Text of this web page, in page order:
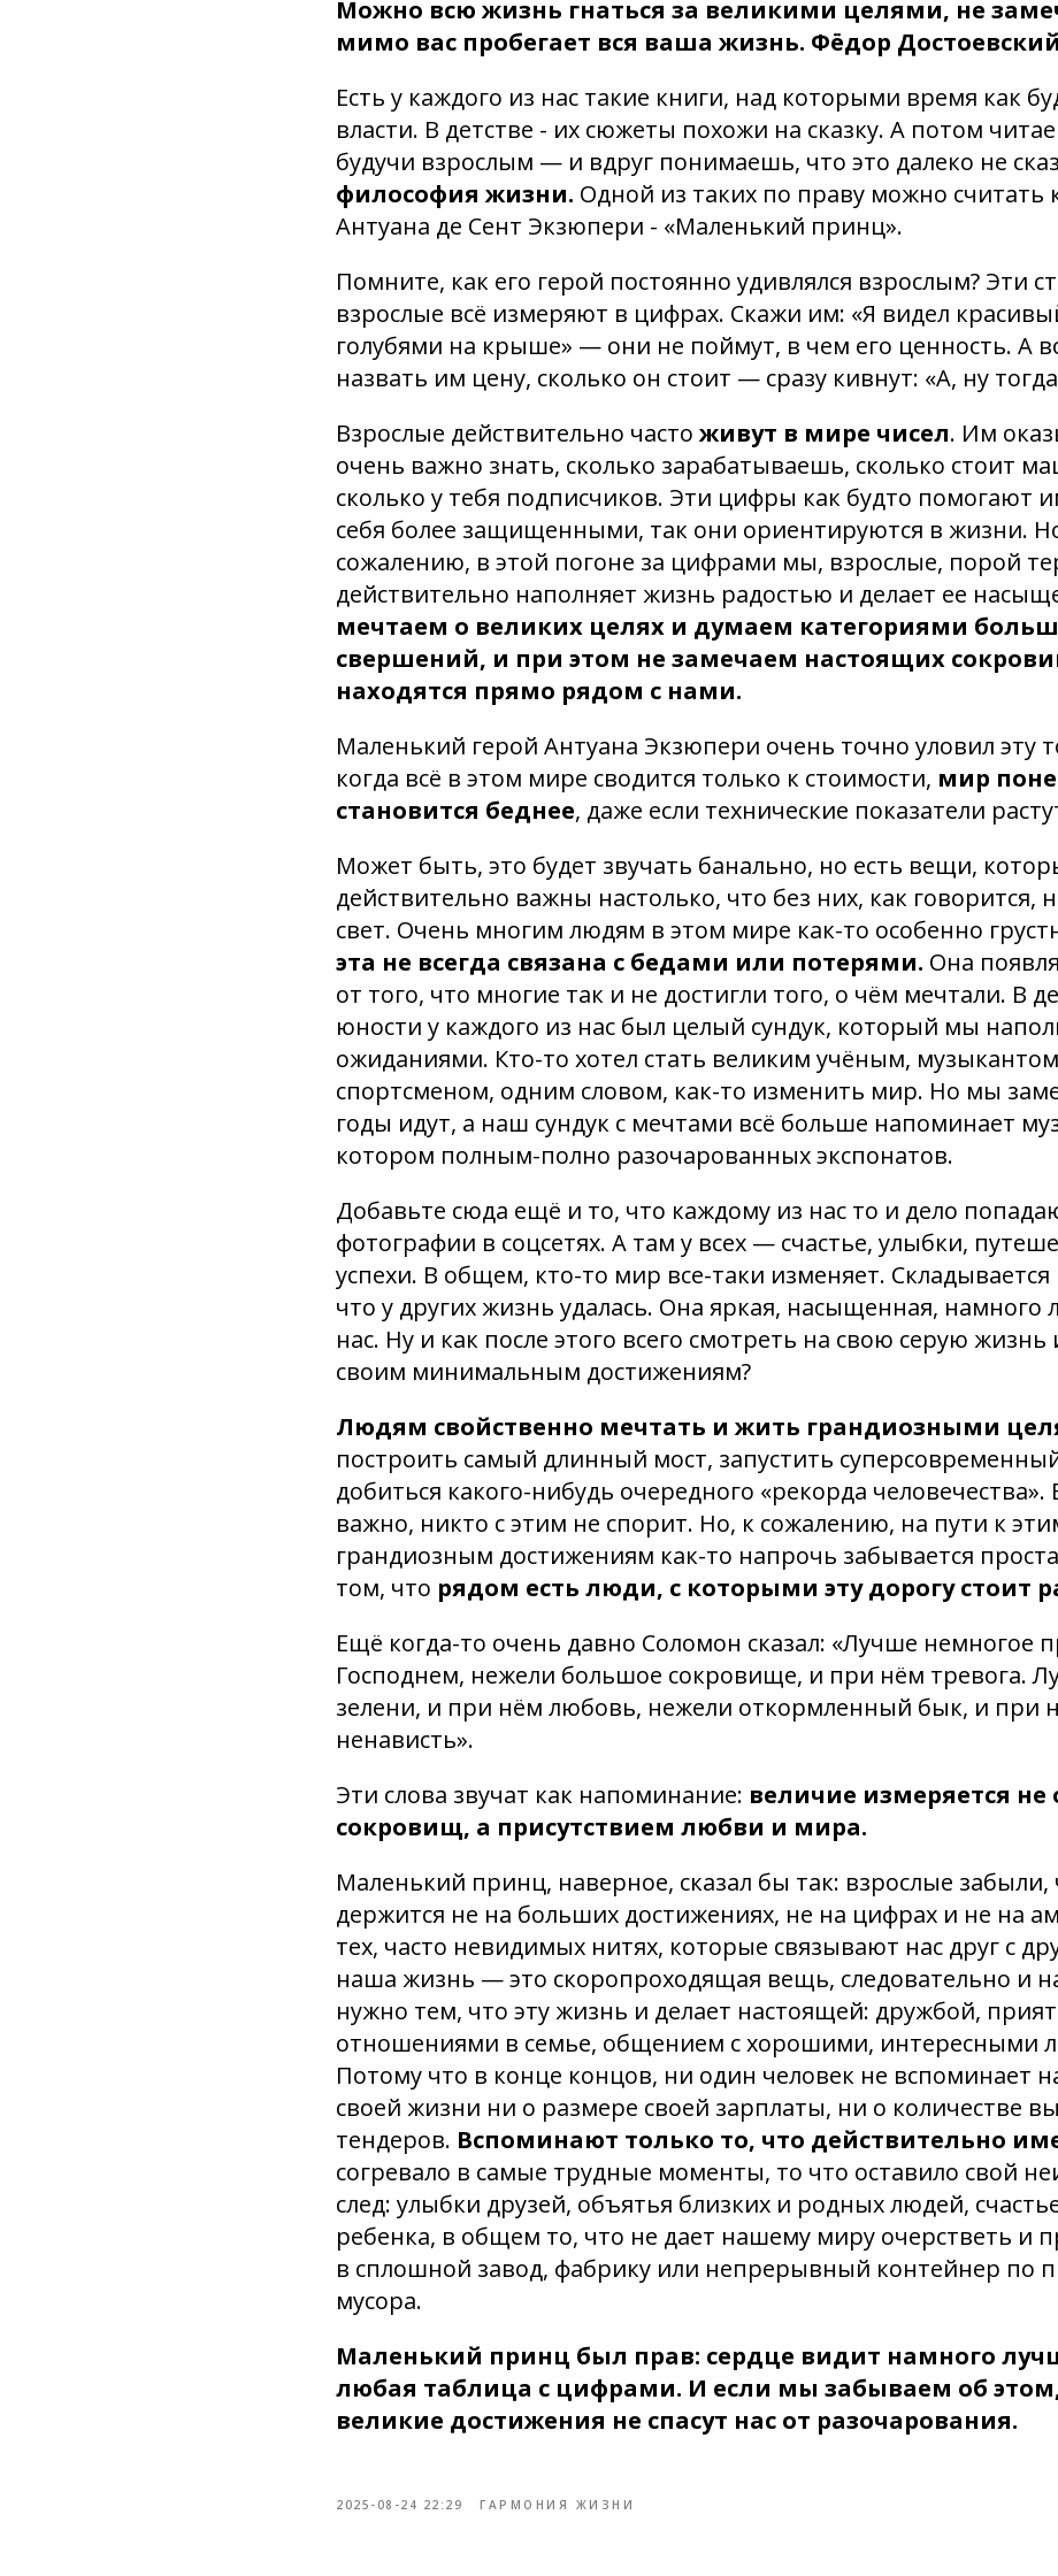
Можно всю жизнь гнаться за великими целями, не
мимо вас пробегает вся ваша жизнь. Фёдор
Есть у каждого из нас такие книги, над которыми время как
власти. В детстве - их сюжеты похожи на сказку. А потом
будучи взрослым — и вдруг понимаешь, что это далеко не
философия жизни. Одной из таких по праву можно считать
Антуана де Сент Экзюпери - «Маленький принц».
Помните, как его герой постоянно удивлялся взрослым? Эти
взрослые всё измеряют в цифрах. Скажи им: «Я видел
голубями на крыше» — они не поймут, в чем его ценность. А
назвать им цену, сколько он стоит — сразу кивнут: «А, ну
Взрослые действительно часто живут в мире чисел. Им
очень важно знать, сколько зарабатываешь, сколько стоит
сколько у тебя подписчиков. Эти цифры как будто помогают
себя более защищенными, так они ориентируются в жизни.
сожалению, в этой погоне за цифрами мы, взрослые, порой
действительно наполняет жизнь радостью и делает ее
мечтаем о великих целях и думаем категориями
свершений, и при этом не замечаем настоящих
находятся прямо рядом с нами.
Маленький герой Антуана Экзюпери очень точно уловил эту
когда всё в этом мире сводится только к стоимости, мир
становится беднее, даже если технические показатели
Может быть, это будет звучать банально, но есть вещи,
действительно важны настолько, что без них, как говорится,
свет. Очень многим людям в этом мире как-то особенно
эта не всегда связана с бедами или потерями. Она
от того, что многие так и не достигли того, о чём мечтали. В
юности у каждого из нас был целый сундук, который мы
ожиданиями. Кто-то хотел стать великим учёным,
спортсменом, одним словом, как-то изменить мир. Но мы
годы идут, а наш сундук с мечтами всё больше напоминает
котором полным-полно разочарованных экспонатов.
Добавьте сюда ещё и то, что каждому из нас то и дело
фотографии в соцсетях. А там у всех — счастье, улыбки,
успехи. В общем, кто-то мир все-таки изменяет. Складывается
что у других жизнь удалась. Она яркая, насыщенная, намного
нас. Ну и как после этого всего смотреть на свою серую жизнь
своим минимальным достижениям?
Людям свойственно мечтать и жить грандиозными
построить самый длинный мост, запустить
добиться какого-нибудь очередного «рекорда человечества».
важно, никто с этим не спорит. Но, к сожалению, на пути к
грандиозным достижениям как-то напрочь забывается
том, что рядом есть люди, с которыми эту дорогу стоит
Ещё когда-то очень давно Соломон сказал: «Лучше немногое
Господнем, нежели большое сокровище, и при нём тревога.
зелени, и при нём любовь, нежели откормленный бык, и при
ненависть».
Эти слова звучат как напоминание: величие измеряется
сокровищ, а присутствием любви и мира.
Маленький принц, наверное, сказал бы так: взрослые
держится не на больших достижениях, не на цифрах и не на
тех, часто невидимых нитях, которые связывают нас друг с
наша жизнь — это скоропроходящая вещь, следовательно и
нужно тем, что эту жизнь и делает настоящей: дружбой,
отношениями в семье, общением с хорошими, интересными
Потому что в конце концов, ни один человек не вспоминает
своей жизни ни о размере своей зарплаты, ни о количестве
тендеров. Вспоминают только то, что действительно
согревало в самые трудные моменты, то что оставило свой
след: улыбки друзей, объятья близких и родных людей,
ребенка, в общем то, что не дает нашему миру очерстветь и
в сплошной завод, фабрику или непрерывный контейнер по
мусора.
Маленький принц был прав: сердце видит намного
любая таблица с цифрами. И если мы забываем об
великие достижения не спасут нас от разочарования.
2025-08-24 22:29 ГАРМОНИЯ ЖИЗНИ